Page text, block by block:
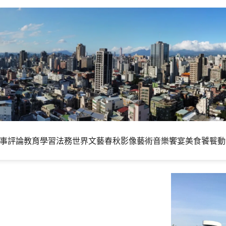
評論教育學習法務世界文藝春秋影像藝術音樂饗宴美食饕餮